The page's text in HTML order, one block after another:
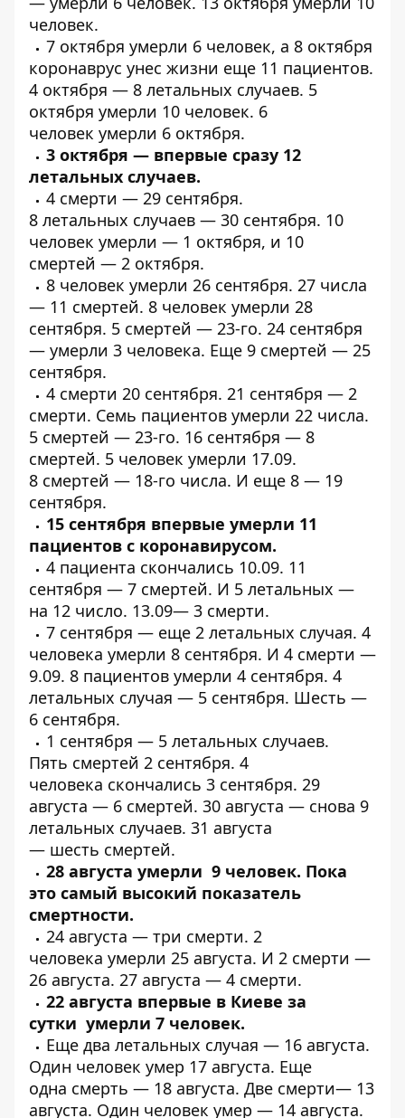
человек.
7 октября умерли 6 человек, а 8 октября
коронаврус унес жизни еще 11 пациентов.
4 октября — 8 летальных случаев. 5
октября умерли 10 человек. 6
человек умерли 6 октября.
3 октября — впервые сразу 12
летальных случаев.
4 смерти — 29 сентября.
8 летальных случаев — 30 сентября. 10
человек умерли — 1 октября, и 10
смертей — 2 октября.
8 человек умерли 26 сентября. 27 числа
— 11 смертей. 8 человек умерли 28
сентября. 5 смертей — 23-го. 24 сентября
— умерли 3 человека. Еще 9 смертей — 25
сентября.
4 смерти 20 сентября. 21 сентября — 2
смерти. Семь пациентов умерли 22 числа.
5 смертей — 23-го. 16 сентября — 8
смертей. 5 человек умерли 17.09.
8 смертей — 18-го числа. И еще 8 — 19
сентября.
15 сентября впервые умерли 11
пациентов с коронавирусом.
4 пациента скончались 10.09. 11
сентября — 7 смертей. И 5 летальных —
на 12 число. 13.09— 3 смерти.
7 сентября — еще 2 летальных случая. 4
человека умерли 8 сентября. И 4 смерти —
9.09. 8 пациентов умерли 4 сентября. 4
летальных случая — 5 сентября. Шесть —
6 сентября.
1 сентября — 5 летальных случаев.
Пять смертей 2 сентября. 4
человека скончались 3 сентября. 29
августа — 6 смертей. 30 августа — снова 9
летальных случаев. 31 августа
— шесть смертей.
28 августа умерли 9 человек. Пока
это самый высокий показатель
смертности.
24 августа — три смерти. 2
человека умерли 25 августа. И 2 смерти —
26 августа. 27 августа — 4 смерти.
22 августа впервые в Киеве за
сутки умерли 7 человек.
Еще два летальных случая — 16 августа.
Один человек умер 17 августа. Еще
одна смерть — 18 августа. Две смерти— 13
августа. Один человек умер — 14 августа.